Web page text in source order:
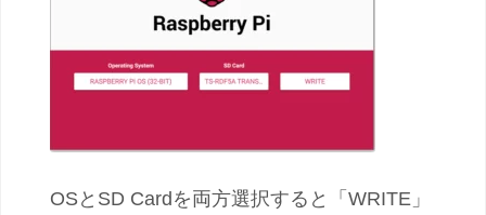
OSとSD Cardを両方選択すると「WRITE」